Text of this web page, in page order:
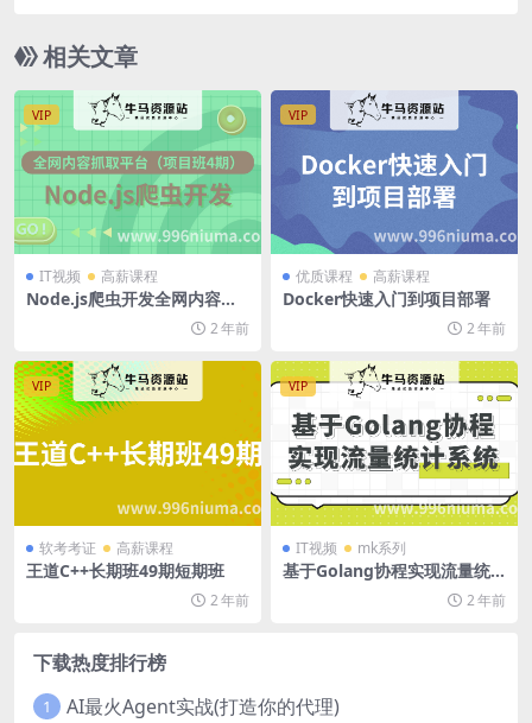
相关文章
VIP
IT视频 高薪课程
Node.js爬虫开发全网内容抓
2 年前
VIP
优质课程 高薪课程
Docker快速入门到项目部署
2 年前
VIP
软考考证 高薪课程
王道C++长期班49期短期班
2 年前
VIP
IT视频 mk系列
基于Golang协程实现流量统
2 年前
下载热度排行榜
1 AI最火Agent实战(打造你的代理)